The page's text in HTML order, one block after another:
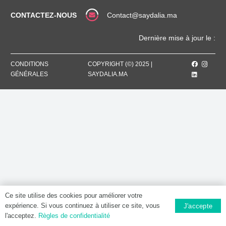
CONTACTEZ-NOUS Contact@saydalia.ma
Dernière mise à jour le :
CONDITIONS
GÉNÉRALES
COPYRIGHT (©) 2025 |
SAYDALIA.MA
Ce site utilise des cookies pour améliorer votre
expérience. Si vous continuez à utiliser ce site, vous
l'acceptez. Règles de confidentialité
J'accepte